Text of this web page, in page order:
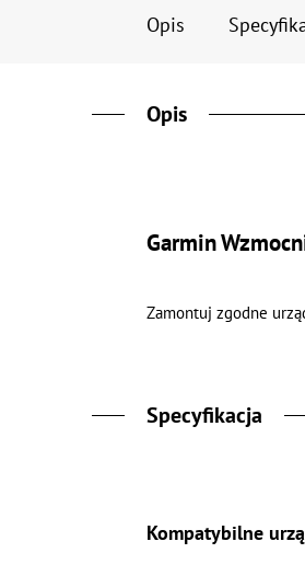
Opis
Opis
Garmin
Zamontuj zgodne
Specyfikacja
Kompatybilne